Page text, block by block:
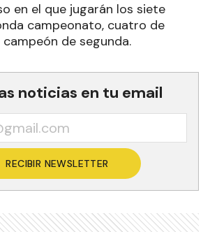
en el que jugarán los siete
campeonato, cuatro de
de segunda.
noticias en tu email
RECIBIR NEWSLETTER